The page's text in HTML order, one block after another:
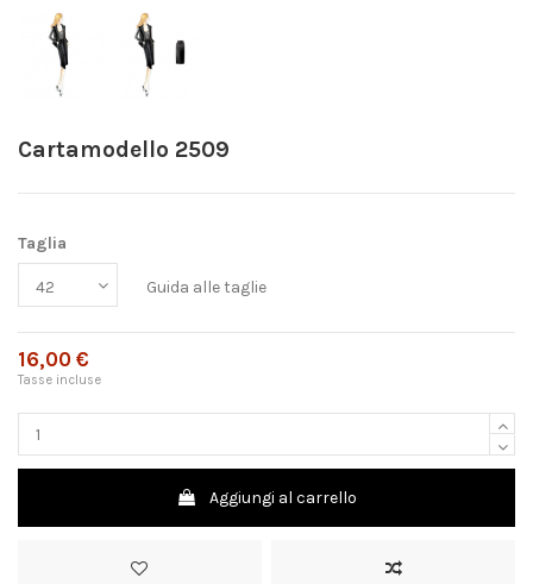
Cartamodello 2509
Taglia
Guida alle taglie
16,00 €
Tasse incluse
Aggiungi al carrello